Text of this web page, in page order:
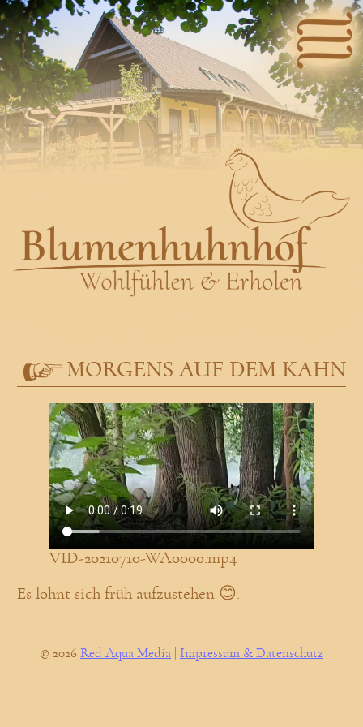
MORGENS AUF DEM KAHN
VID-20210710-WA0000.mp4
Es lohnt sich früh aufzustehen 😊.
© 2026 Red Aqua Media Impressum & Datenschutz